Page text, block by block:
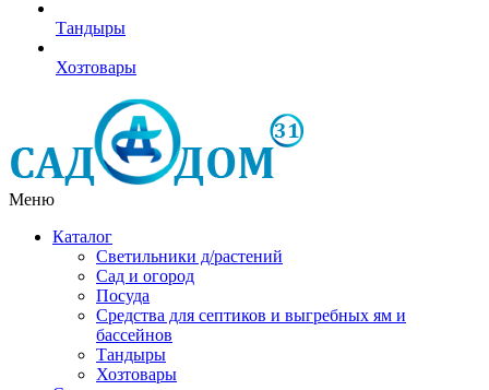
Тандыры
Хозтовары
Меню
Каталог
Светильники д/растений
Сад и огород
Посуда
Средства для септиков и выгребных ям и
бассейнов
Тандыры
Хозтовары